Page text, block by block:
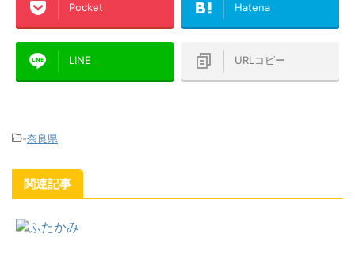
Pocket Hatena
LINE URLコピー
-奈良県
関連記事